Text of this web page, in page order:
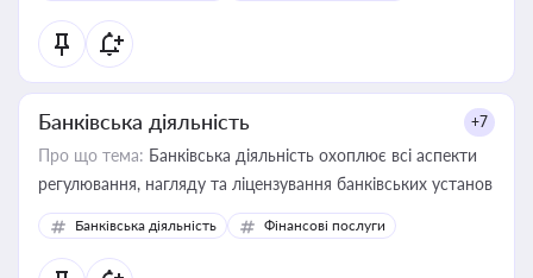
Банківська діяльність +7
Про що тема: Банківська діяльність охоплює всі аспекти
регулювання, нагляду та ліцензування банківських установ
Банківська діяльність Фінансові послуги